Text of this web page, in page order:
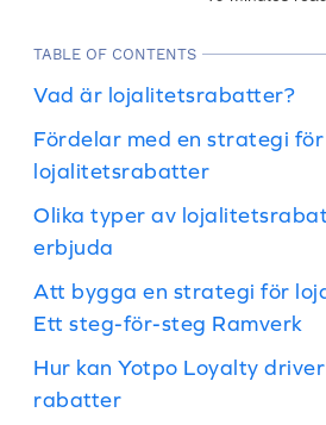
TABLE OF CONTENTS
Vad är lojalitetsrabatter?
Fördelar med en strategi för
lojalitetsrabatter
Olika typer av
erbjuda
Att bygga en strategi för
Ett steg-för-steg Ramverk
Hur kan Yotpo Loyalty
rabatter